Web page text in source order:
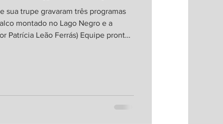
sua trupe gravaram três programas
montado no Lago Negro e a
Patrícia Leão Ferrás) Equipe pronta
po